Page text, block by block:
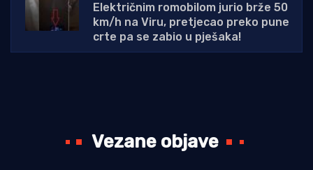
Električnim romobilom jurio brže 50
km/h na Viru, pretjecao preko pune
crte pa se zabio u pješaka!
Vezane objave